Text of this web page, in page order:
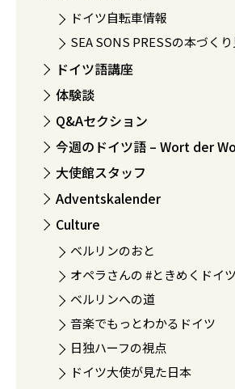
ドイツ自転車情報
SEA SONS PRESSの本づく
ドイツ語講座
体験談
Q&Aセクション
今週のドイツ語 – Wort der
大使館スタッフ
Adventskalender
Culture
ベルリンのおと
オペラさんの #ときめくドイツ
ベルリンへの道
音楽でもっとわかるドイツ
日独ハーフの視点
ドイツ大使が見た日本